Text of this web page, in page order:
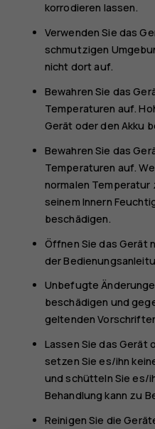
korrodieren lassen.
Verwenden Sie das
schmutzigen
nicht dort auf.
Bewahren Sie das
Temperaturen auf.
Gerät oder den Akku
Bewahren Sie das
Temperaturen auf.
normalen Temperatur
seinem Innern
beschädigen.
Öffnen Sie das Gerät
der
Unbefugte
beschädigen und
geltenden
Lassen Sie das Gerät
setzen Sie es/ihn
und schütteln Sie es/
Behandlung kann zu
Reinigen Sie die